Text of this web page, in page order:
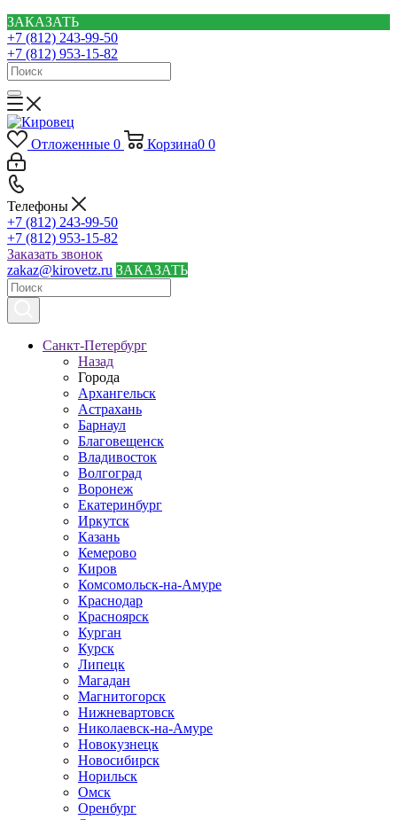
ЗАКАЗАТЬ
+7 (812) 243-99-50
+7 (812) 953-15-82
Отложенные 0 Корзина0 0
Телефоны
+7 (812) 243-99-50
+7 (812) 953-15-82
Заказать звонок
zakaz@kirovetz.ru ЗАКАЗАТЬ
Санкт-Петербург
Назад
Города
Архангельск
Астрахань
Барнаул
Благовещенск
Владивосток
Волгоград
Воронеж
Екатеринбург
Иркутск
Казань
Кемерово
Киров
Комсомольск-на-Амуре
Краснодар
Красноярск
Курган
Курск
Липецк
Магадан
Магнитогорск
Нижневартовск
Николаевск-на-Амуре
Новокузнецк
Новосибирск
Норильск
Омск
Оренбург